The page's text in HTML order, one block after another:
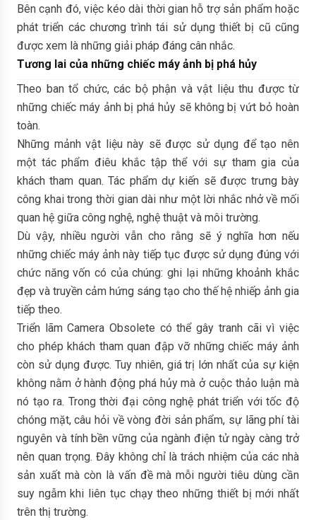
Bên cạnh đó, việc kéo dài thời gian hỗ trợ sản phẩm hoặc
phát triển các chương trình tái sử dụng thiết bị cũ cũng
được xem là những giải pháp đáng cân nhắc.
Tương lai của những chiếc máy ảnh bị phá hủy
Theo ban tổ chức, các bộ phận và vật liệu thu được từ
những chiếc máy ảnh bị phá hủy sẽ không bị vứt bỏ hoàn
toàn.
Những mảnh vật liệu này sẽ được sử dụng để tạo nên
một tác phẩm điêu khắc tập thể với sự tham gia của
khách tham quan. Tác phẩm dự kiến sẽ được trưng bày
công khai trong thời gian dài như một lời nhắc nhở về mối
quan hệ giữa công nghệ, nghệ thuật và môi trường.
Dù vậy, nhiều người vẫn cho rằng sẽ ý nghĩa hơn nếu
những chiếc máy ảnh này tiếp tục được sử dụng đúng với
chức năng vốn có của chúng: ghi lại những khoảnh khắc
đẹp và truyền cảm hứng sáng tạo cho thế hệ nhiếp ảnh gia
tiếp theo.
Triển lãm Camera Obsolete có thể gây tranh cãi vì việc
cho phép khách tham quan đập vỡ những chiếc máy ảnh
còn sử dụng được. Tuy nhiên, giá trị lớn nhất của sự kiện
không nằm ở hành động phá hủy mà ở cuộc thảo luận mà
nó tạo ra. Trong thời đại công nghệ phát triển với tốc độ
chóng mặt, câu hỏi về vòng đời sản phẩm, sự lãng phí tài
nguyên và tính bền vững của ngành điện tử ngày càng trở
nên quan trọng. Đây không chỉ là trách nhiệm của các nhà
sản xuất mà còn là vấn đề mà mỗi người tiêu dùng cần
suy ngẫm khi liên tục chạy theo những thiết bị mới nhất
trên thị trường.